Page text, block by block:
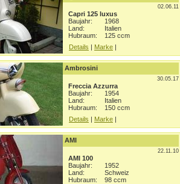
02.06.11
Capri 125 luxus
Baujahr:
1968
Land:
Italien
Hubraum:
125 ccm
Details | Marke |
Ambrosini
30.05.17
Freccia Azzurra
Baujahr:
1954
Land:
Italien
Hubraum:
150 ccm
Details | Marke |
AMI
22.11.10
AMI 100
Baujahr:
1952
Land:
Schweiz
Hubraum:
98 ccm